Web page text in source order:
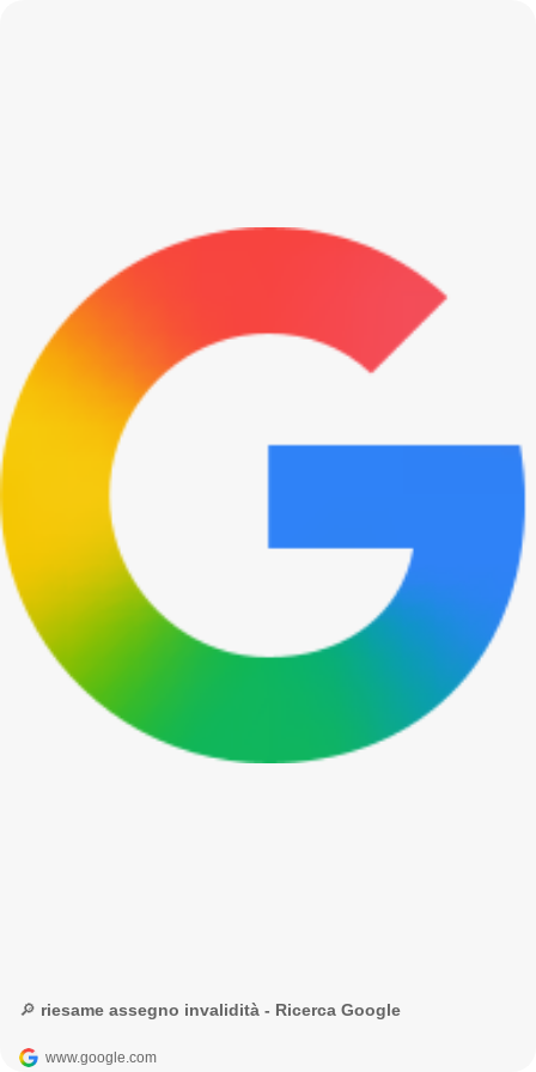
🔎 riesame assegno invalidità - Ricerca Google
www.google.com